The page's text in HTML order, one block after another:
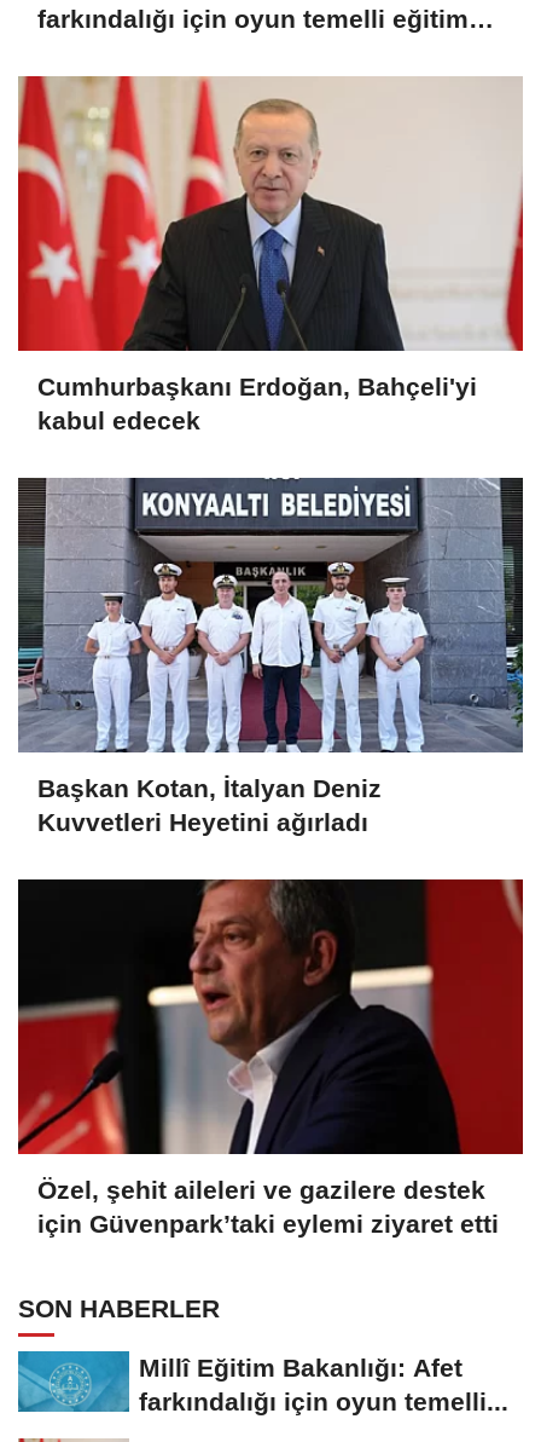
farkındalığı için oyun temelli eğitim
Cumhurbaşkanı Erdoğan, Bahçeli'yi
kabul edecek
Başkan Kotan, İtalyan Deniz
Kuvvetleri Heyetini ağırladı
Özel, şehit aileleri ve gazilere destek
için Güvenpark’taki eylemi ziyaret etti
SON HABERLER
Millî Eğitim Bakanlığı: Afet
farkındalığı için oyun temelli...